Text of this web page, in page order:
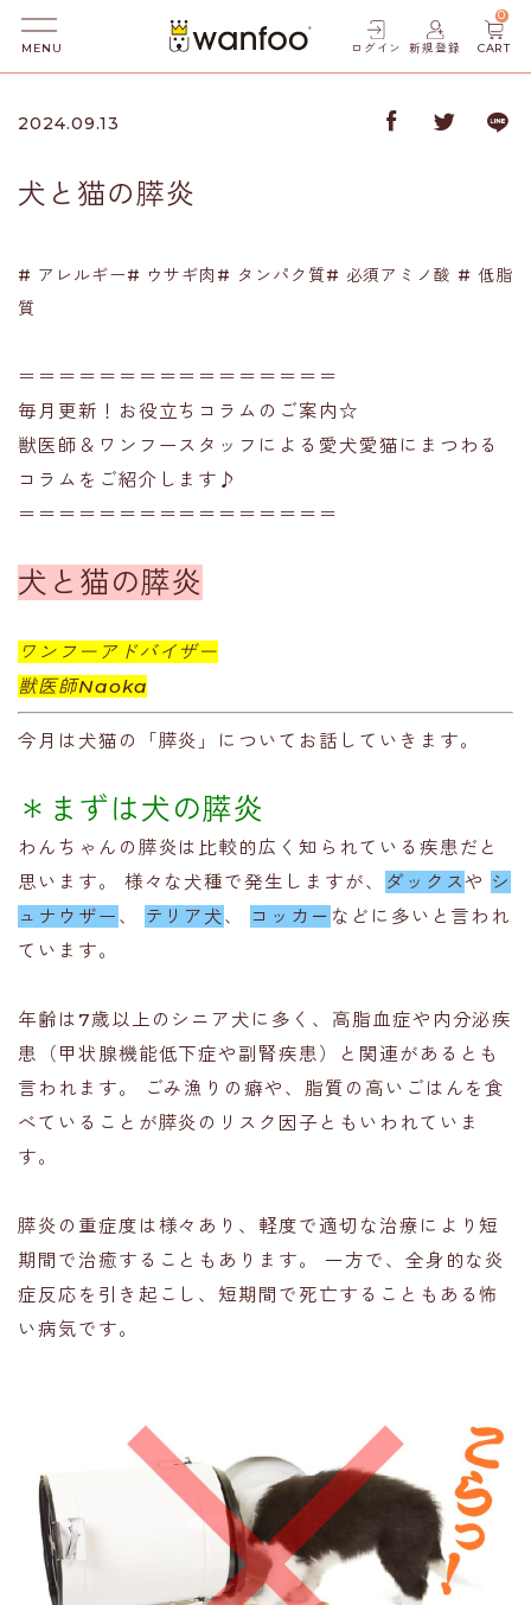
MENU ログイン 新規登録 CART
0
2024.09.13
犬と猫の膵炎
# アレルギー# ウサギ肉# タンパク質# 必須アミノ酸 # 低脂
質
＝＝＝＝＝＝＝＝＝＝＝＝＝＝＝＝
毎月更新！お役立ちコラムのご案内☆
獣医師＆ワンフースタッフによる愛犬愛猫にまつわる
コラムをご紹介します♪
＝＝＝＝＝＝＝＝＝＝＝＝＝＝＝＝
犬と猫の膵炎
ワンフーアドバイザー
獣医師Naoka
今月は犬猫の「膵炎」についてお話していきます。
＊まずは犬の膵炎
わんちゃんの膵炎は比較的広く知られている疾患だと
思います。 様々な犬種で発生しますが、
ダックスや シ
ュナウザー 、 テリア犬、 コッカ－ などに多いと言われ
ています。
年齢は7歳以上のシニア犬に多く、高脂血症や内分泌疾
患（甲状腺機能低下症や副腎疾患）と関連があるとも
言われます。 ごみ漁りの癖や、脂質の高いごはんを食
べていることが膵炎のリスク因子ともいわれていま
す。
膵炎の重症度は様々あり、軽度で適切な治療により短
期間で治癒することもあります。 一方で、全身的な炎
症反応を引き起こし、短期間で死亡することもある怖
い病気です。